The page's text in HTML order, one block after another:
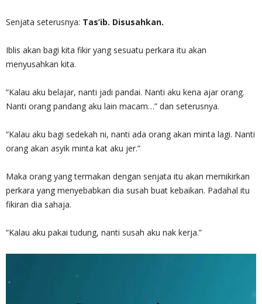
Senjata seterusnya: Tas’ib. Disusahkan.
Iblis akan bagi kita fikir yang sesuatu perkara itu akan
menyusahkan kita.
“Kalau aku belajar, nanti jadi pandai. Nanti aku kena ajar orang.
Nanti orang pandang aku lain macam…” dan seterusnya.
“Kalau aku bagi sedekah ni, nanti ada orang akan minta lagi. Nanti
orang akan asyik minta kat aku jer.”
Maka orang yang termakan dengan senjata itu akan memikirkan
perkara yang menyebabkan dia susah buat kebaikan. Padahal itu
fikiran dia sahaja.
“Kalau aku pakai tudung, nanti susah aku nak kerja.”